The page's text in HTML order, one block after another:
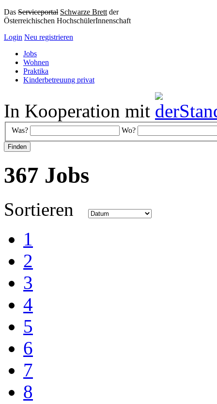
Das Serviceportal Schwarze Brett der
Österreichischen HochschülerInnenschaft
Login Neu registrieren
Jobs
Wohnen
Praktika
Kinderbetreuung privat
In Kooperation mit
Was? Wo?
367 Jobs
Sortieren
1
2
3
4
5
6
7
8